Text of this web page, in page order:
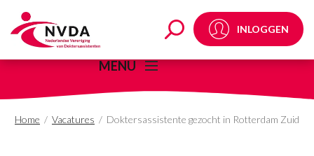
DoktersassistenteINLOGGEN
MENU
Home / Vacatures / Doktersassistente gezocht in Rotterdam Zuid